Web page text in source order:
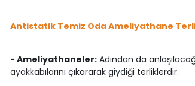
Antistatik Temiz Oda Ameliyathane
- Ameliyathaneler:Adından da
ayakkabılarını çıkararak giydiği terliklerdir.